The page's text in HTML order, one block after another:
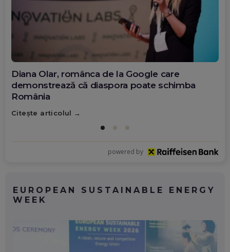
Diana Olar, românca de la Google care
demonstrează că diaspora poate schimba
România
Citește articolul
powered by
EUROPEAN SUSTAINABLE ENERGY
WEEK